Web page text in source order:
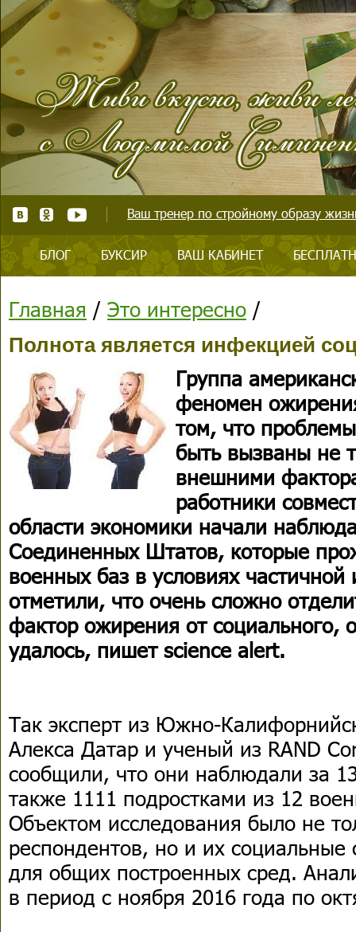
Ваш тренер по стройному образу
БЛОГ БУКСИР ВАШ КАБИНЕТ
Главная / Это интересно /
Полнота является инфекцией
Группа
феномен
том, что
быть вызваны не
внешними
работники
области экономики начали
Соединенных Штатов, которые
военных баз в условиях
отметили, что очень сложно
фактор ожирения от социального,
удалось, пишет science alert.
Так эксперт из Южно-
Алекса Датар и ученый из RAND
сообщили, что они наблюдали за
также 1111 подростками из 12
Объектом исследования было не
респондентов, но и их социальные
для общих построенных сред.
в период с ноября 2016 года по